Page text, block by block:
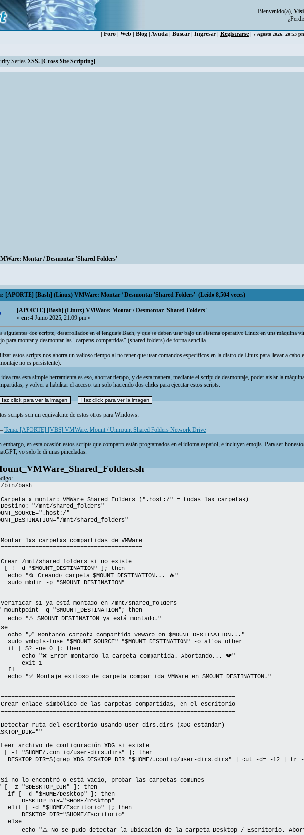
Bienvenido(a),
Foro Web Blog Ayuda Buscar Ingresar Registrarse 7 Agosto 2026, 20:53
Series.XSS. [Cross Site Scripting]
Montar / Desmontar 'Shared Folders'
[APORTE] [Bash] (Linux) VMWare: Montar / Desmontar 'Shared Folders' (Leído 8,504 veces)
[APORTE] [Bash] (Linux) VMWare: Montar / Desmontar 'Shared Folders'
«en:4 Junio 2025, 21:09 pm »
siguientes dos scripts, desarrollados en el lenguaje Bash, y que se deben usar bajo un sistema operativo Linux en una
para montar y desmontar las "carpetas compartidas" (shared folders) de forma sencilla.
estos scripts nos ahorra un valioso tiempo al no tener que usar comandos específicos en la distro de Linux para llevar a
no es persistente).
idea tras esta simple herramienta es eso, ahorrar tiempo, y de esta manera, mediante el script de desmontaje, poder aislar la
y volver a habilitar el acceso, tan solo haciendo dos clicks para ejecutar estos scripts.
scripts son un equivalente de estos otros para Windows:
Tema: [APORTE] [VBS] VMWare: Mount / Unmount Shared Folders Network Drive
embargo, en esta ocasión estos scripts que comparto están programados en el idioma español, e incluyen emojis. Para ser
yo solo le di unas pinceladas.
bin/bash
a montar: VMWare Shared Folders (".host:/" = todas las carpetas)
"/mnt/shared_folders"
"
mnt/shared_folders"
las carpetas compartidas de VMWare
/mnt/shared_folders si no existe
! -d "$MOUNT_DESTINATION" ]; then
"📂 Creando carpeta $MOUNT_DESTINATION... 🔥"
mkdir -p "$MOUNT_DESTINATION"
si ya está montado en /mnt/shared_folders
-q "$MOUNT_DESTINATION"; then
"⚠️ $MOUNT_DESTINATION ya está montado."
"🔗 Montando carpeta compartida VMWare en $MOUNT_DESTINATION..."
vmhgfs-fuse "$MOUNT_SOURCE" "$MOUNT_DESTINATION" -o allow_other
[ $? -ne 0 ]; then
"❌ Error montando la carpeta compartida. Abortando... 💔"
1
"✅ Montaje exitoso de carpeta compartida VMWare en $MOUNT_DESTINATION."
enlace simbólico de las carpetas compartidas, en el escritorio
ruta del escritorio usando user-dirs.dirs (XDG estándar)
archivo de configuración XDG si existe
-f "$HOME/.config/user-dirs.dirs" ]; then
XDG_DESKTOP_DIR "$HOME/.config/user-dirs.dirs" | cut -d= -f2 |
no lo encontró o está vacío, probar las carpetas comunes
-z "$DESKTOP_DIR" ]; then
[ -d "$HOME/Desktop" ]; then
Desktop"
[ -d "$HOME/Escritorio" ]; then
Escritorio"
"⚠️ No se pudo detectar la ubicación de la carpeta Desktop / Escritorio.